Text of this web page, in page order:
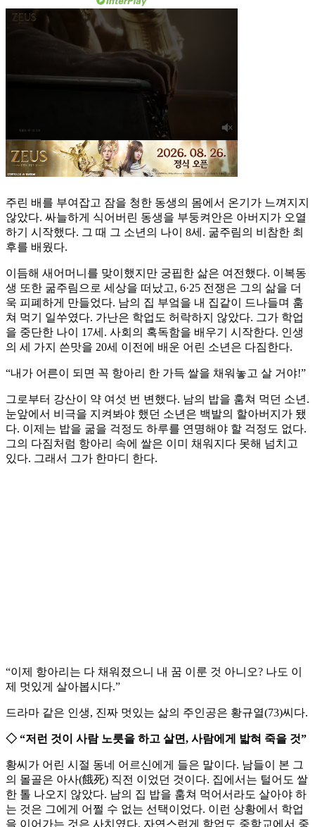
주린 배를 부여잡고 잠을 청한 동생의 몸에서 온기가 느껴지지
않았다. 싸늘하게 식어버린 동생을 부둥켜안은 아버지가 오열
하기 시작했다. 그 때 그 소년의 나이 8세. 굶주림의 비참한 최
후를 배웠다.
이듬해 새어머니를 맞이했지만 궁핍한 삶은 여전했다. 이복동
생 또한 굶주림으로 세상을 떠났고, 6·25 전쟁은 그의 삶을 더
욱 피폐하게 만들었다. 남의 집 부엌을 내 집같이 드나들며 훔
쳐 먹기 일쑤였다. 가난은 학업도 허락하지 않았다. 그가 학업
을 중단한 나이 17세. 사회의 혹독함을 배우기 시작한다. 인생
의 세 가지 쓴맛을 20세 이전에 배운 어린 소년은 다짐한다.
“내가 어른이 되면 꼭 항아리 한 가득 쌀을 채워놓고 살 거야!”
그로부터 강산이 약 여섯 번 변했다. 남의 밥을 훔쳐 먹던 소년.
눈앞에서 비극을 지켜봐야 했던 소년은 백발의 할아버지가 됐
다. 이제는 밥을 굶을 걱정도 하루를 연명해야 할 걱정도 없다.
그의 다짐처럼 항아리 속에 쌀은 이미 채워지다 못해 넘치고
있다. 그래서 그가 한마디 한다.
“이제 항아리는 다 채워졌으니 내 꿈 이룬 것 아니오? 나도 이
제 멋있게 살아봅시다.”
드라마 같은 인생, 진짜 멋있는 삶의 주인공은 황규열(73)씨다.
◇ “저런 것이 사람 노릇을 하고 살면, 사람에게 밟혀 죽을 것”
황씨가 어린 시절 동네 어르신에게 들은 말이다. 남들이 본 그
의 몰골은 아사(餓死) 직전 이었던 것이다. 집에서는 털어도 쌀
한 톨 나오지 않았다. 남의 집 밥을 훔쳐 먹어서라도 살아야 하
는 것은 그에게 어쩔 수 없는 선택이었다. 이런 상황에서 학업
을 이어가는 것은 사치였다. 자연스럽게 학업도 중학교에서 중